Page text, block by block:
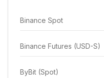
Binance Spot
Binance Futures (USD-S)
ByBit (Spot)